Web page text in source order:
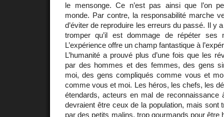
le mensonge. Ce n’est pas ainsi que l’on
monde. Par contre, la responsabilité marche
d’éviter de reproduire les erreurs du passé. Il y
tromper qu’il est dommage de répéter ses
L’expérience offre un champ fantastique à
L’humanité a prouvé plus d’une fois que les
par des hommes et des femmes, des gens
moi, des gens compliqués comme vous et
comme vous et moi. Les héros, les chefs, les
étendards, acteurs en mal de reconnaissance
devraient être ceux de la population, mais sont
par des petits malins, trop gourmands pour être